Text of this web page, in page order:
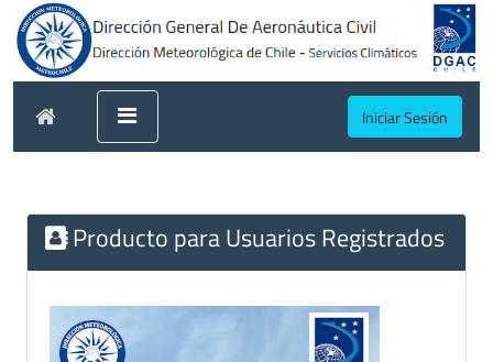
Iniciar Sesión
Producto para Usuarios Registrados